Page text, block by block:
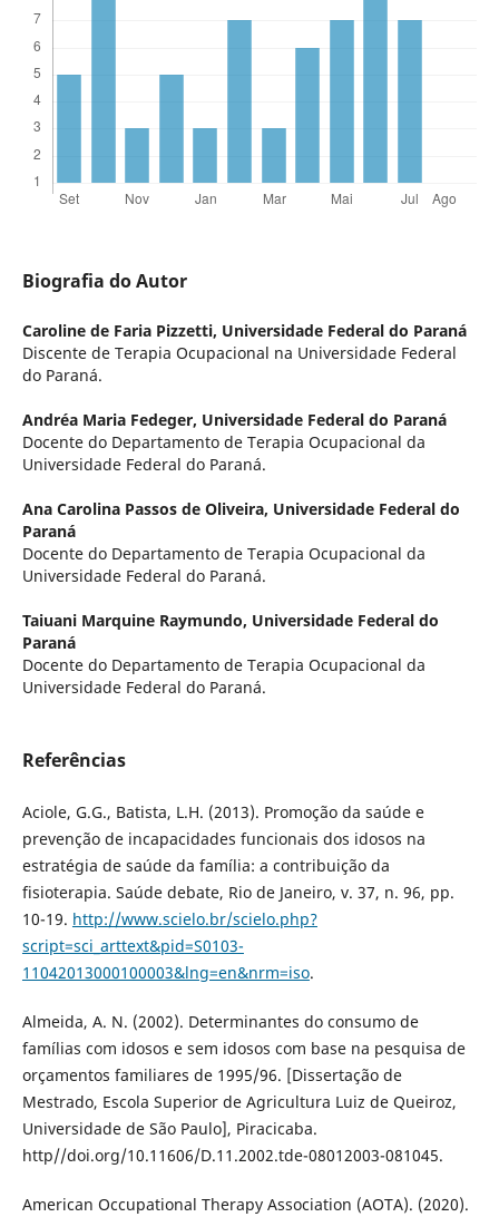
Biografia do Autor
Caroline de Faria Pizzetti, Universidade Federal do Paraná
Discente de Terapia Ocupacional na Universidade Federal
do Paraná.
Andréa Maria Fedeger, Universidade Federal do Paraná
Docente do Departamento de Terapia Ocupacional da
Universidade Federal do Paraná.
Ana Carolina Passos de Oliveira, Universidade Federal do
Paraná
Docente do Departamento de Terapia Ocupacional da
Universidade Federal do Paraná.
Taiuani Marquine Raymundo, Universidade Federal do
Paraná
Docente do Departamento de Terapia Ocupacional da
Universidade Federal do Paraná.
Referências
Aciole, G.G., Batista, L.H. (2013). Promoção da saúde e
prevenção de incapacidades funcionais dos idosos na
estratégia de saúde da família: a contribuição da
fisioterapia. Saúde debate, Rio de Janeiro, v. 37, n. 96, pp.
10-19. http://www.scielo.br/scielo.php?
script=sci_arttext&pid=S0103-
11042013000100003&lng=en&nrm=iso.
Almeida, A. N. (2002). Determinantes do consumo de
famílias com idosos e sem idosos com base na pesquisa de
orçamentos familiares de 1995/96. [Dissertação de
Mestrado, Escola Superior de Agricultura Luiz de Queiroz,
Universidade de São Paulo], Piracicaba.
http//doi.org/10.11606/D.11.2002.tde-08012003-081045.
American Occupational Therapy Association (AOTA). (2020).